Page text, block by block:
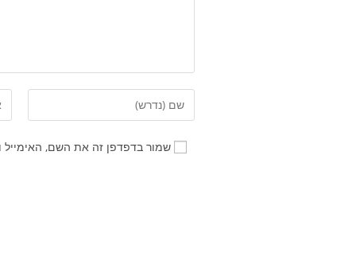
שמור בדפדפן זה את השם,